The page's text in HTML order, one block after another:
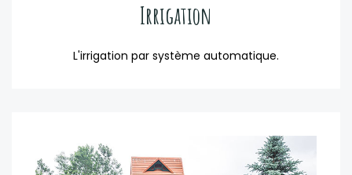
Irrigation
L'irrigation par système automatique.